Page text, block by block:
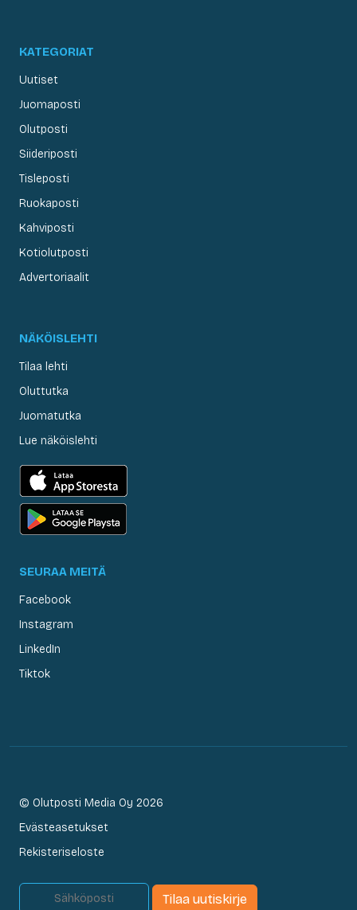
KATEGORIAT
Uutiset
Juomaposti
Olutposti
Siideriposti
Tisleposti
Ruokaposti
Kahviposti
Kotiolutposti
Advertoriaalit
NÄKÖISLEHTI
Tilaa lehti
Oluttutka
Juomatutka
Lue näköislehti
SEURAA MEITÄ
Facebook
Instagram
LinkedIn
Tiktok
© Olutposti Media Oy 2026
Evästeasetukset
Rekisteriseloste
Tilaa uutiskirje